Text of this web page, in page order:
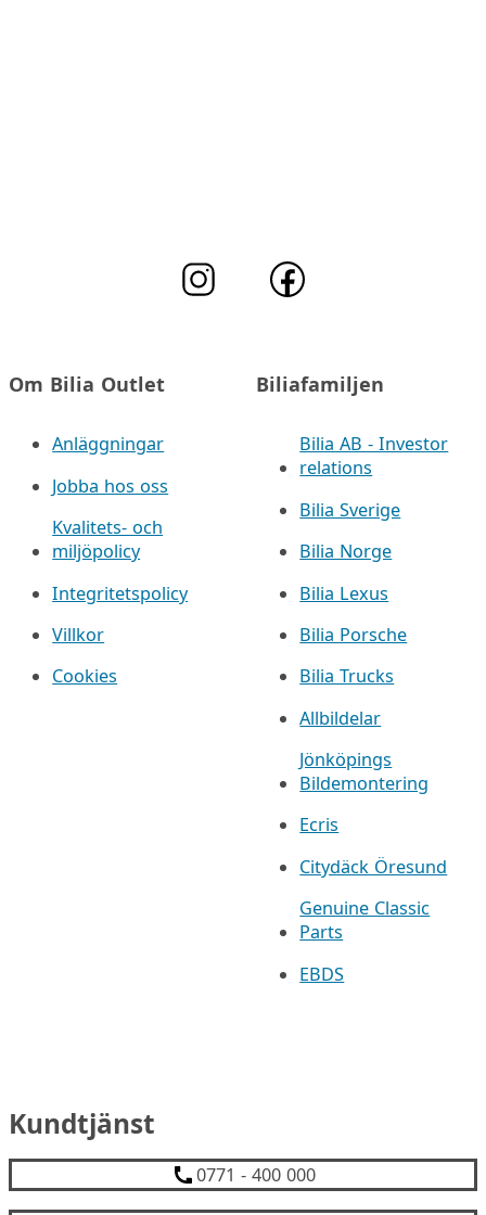
Om Bilia Outlet
Anläggningar
Jobba hos oss
Kvalitets- och
miljöpolicy
Integritetspolicy
Villkor
Cookies
Biliafamiljen
Bilia AB - Investor
relations
Bilia Sverige
Bilia Norge
Bilia Lexus
Bilia Porsche
Bilia Trucks
Allbildelar
Jönköpings
Bildemontering
Ecris
Citydäck Öresund
Genuine Classic
Parts
EBDS
Kundtjänst
0771 - 400 000